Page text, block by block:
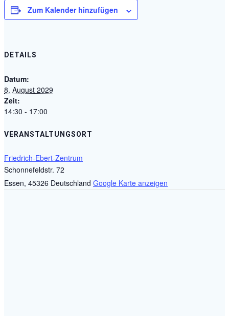
Zum Kalender hinzufügen
DETAILS
Datum:
8. August 2029
Zeit:
14:30 - 17:00
VERANSTALTUNGSORT
Friedrich-Ebert-Zentrum
Schonnefeldstr. 72
Essen, 45326 Deutschland Google Karte anzeigen